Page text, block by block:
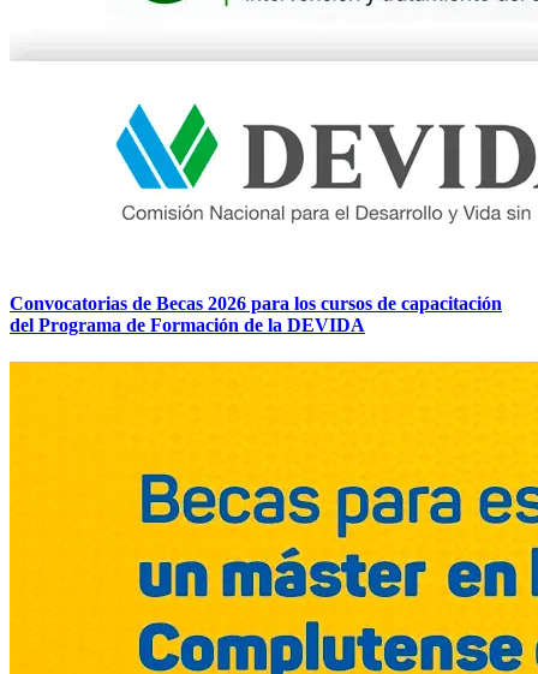
Convocatorias de Becas 2026 para los cursos de capacitación
del Programa de Formación de la DEVIDA